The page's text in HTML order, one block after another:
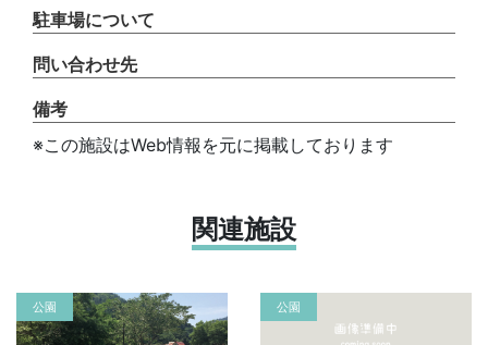
駐車場について
問い合わせ先
備考
※この施設はWeb情報を元に掲載しております
関連施設
公園 公園